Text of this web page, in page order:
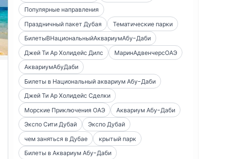
Популярные направления
Праздничный пакет Дубая
Тематические парки
БилетыВНациональныйАквариумАбу-Даби
Джей Ти Ар Холидейс Дилс
МаринАдвенчерсОАЭ
АквариумАбуДаби
Билеты в Национальный аквариум Абу-Даби
Джей Ти Ар Холидейс Сделки
Морские Приключения ОАЭ
Аквариум Абу-Даби
Экспо Сити Дубай
Экспо Дубай
чем заняться в Дубае
крытый парк
Билеты в Аквариум Абу-Даби